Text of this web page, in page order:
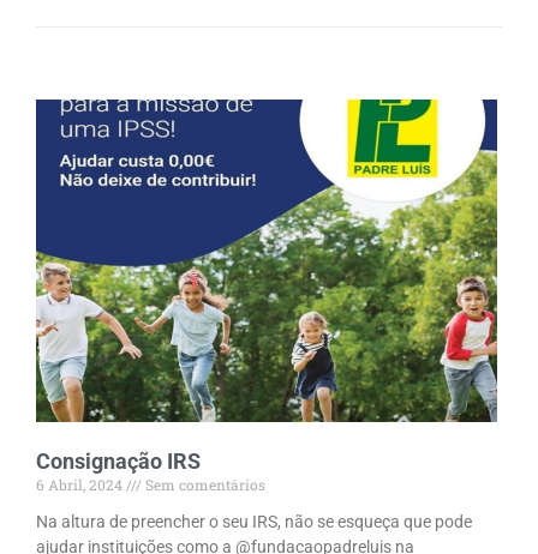
Consignação IRS
6 Abril, 2024
Sem comentários
Na altura de preencher o seu IRS, não se esqueça que pode
ajudar instituições como a @fundacaopadreluis na